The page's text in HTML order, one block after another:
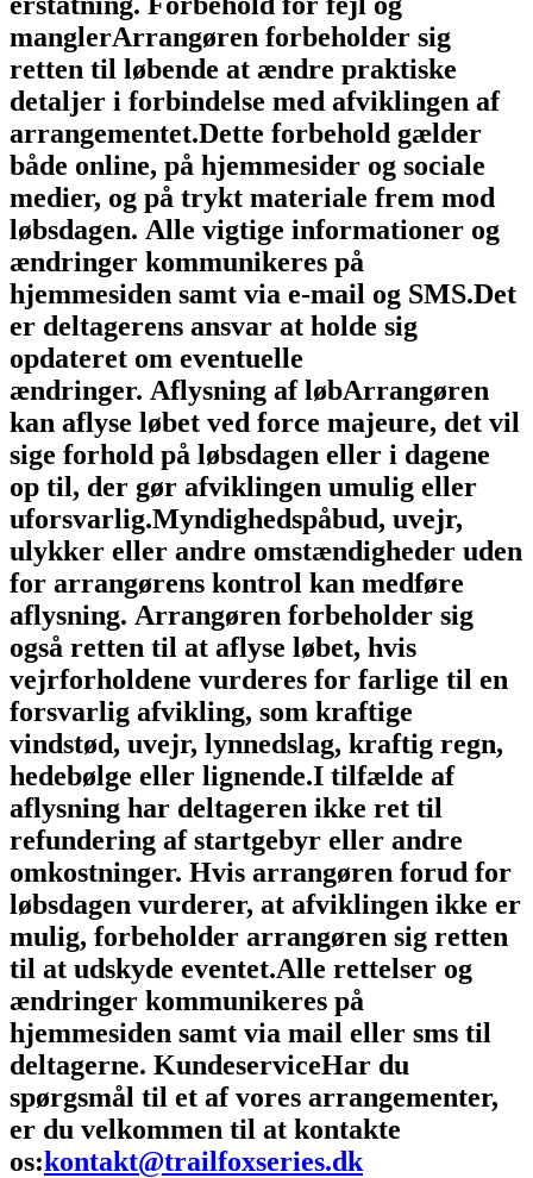
manglerArrangøren forbeholder sig
retten til løbende at ændre praktiske
detaljer i forbindelse med afviklingen af
arrangementet.Dette forbehold gælder
både online, på hjemmesider og sociale
medier, og på trykt materiale frem mod
løbsdagen. Alle vigtige informationer og
ændringer kommunikeres på
hjemmesiden samt via e-mail og SMS.Det
er deltagerens ansvar at holde sig
opdateret om eventuelle
ændringer. Aflysning af løbArrangøren
kan aflyse løbet ved force majeure, det vil
sige forhold på løbsdagen eller i dagene
op til, der gør afviklingen umulig eller
uforsvarlig.Myndighedspåbud, uvejr,
ulykker eller andre omstændigheder uden
for arrangørens kontrol kan medføre
aflysning. Arrangøren forbeholder sig
også retten til at aflyse løbet, hvis
vejrforholdene vurderes for farlige til en
forsvarlig afvikling, som kraftige
vindstød, uvejr, lynnedslag, kraftig regn,
hedebølge eller lignende.I tilfælde af
aflysning har deltageren ikke ret til
refundering af startgebyr eller andre
omkostninger. Hvis arrangøren forud for
løbsdagen vurderer, at afviklingen ikke er
mulig, forbeholder arrangøren sig retten
til at udskyde eventet.Alle rettelser og
ændringer kommunikeres på
hjemmesiden samt via mail eller sms til
deltagerne. KundeserviceHar du
spørgsmål til et af vores arrangementer,
er du velkommen til at kontakte
os:kontakt@trailfoxseries.dk